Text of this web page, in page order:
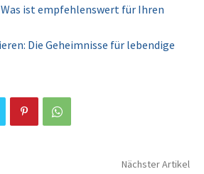
ist empfehlenswert für Ihren
Die Geheimnisse für lebendige
Nächster Artikel